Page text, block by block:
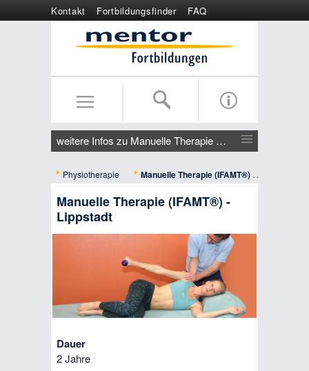
Kontakt Fortbildungsfinder
FAQ
Online anmelden
Wertgutschein
weitere Infos zu Manuelle Therapie (IFAMT®) - Lippstadt
Physiotherapie Manuelle Therapie (IFAMT®) - Lippstadt
Manuelle Therapie (IFAMT®) -
Lippstadt
Dauer
2 Jahre